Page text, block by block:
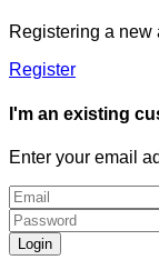
Registering a new
Register
I'm an existing
Enter your email
Login